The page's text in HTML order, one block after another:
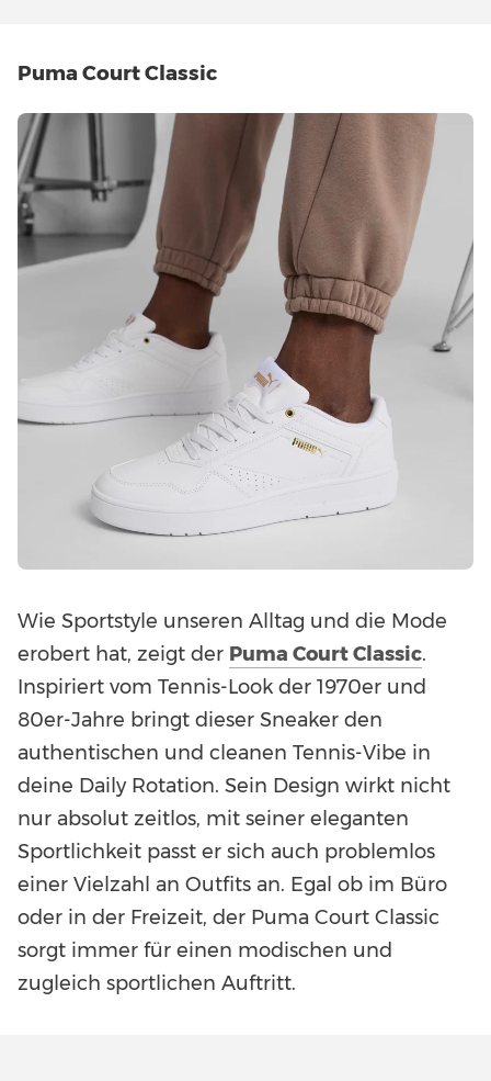
Puma Court Classic
Wie Sportstyle unseren Alltag und die Mode
erobert hat, zeigt der Puma Court Classic.
Inspiriert vom Tennis-Look der 1970er und
80er-Jahre bringt dieser Sneaker den
authentischen und cleanen Tennis-Vibe in
deine Daily Rotation. Sein Design wirkt nicht
nur absolut zeitlos, mit seiner eleganten
Sportlichkeit passt er sich auch problemlos
einer Vielzahl an Outfits an. Egal ob im Büro
oder in der Freizeit, der Puma Court Classic
sorgt immer für einen modischen und
zugleich sportlichen Auftritt.